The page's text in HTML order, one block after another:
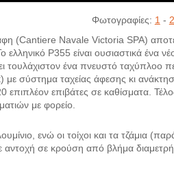
Φωτογραφίες: 1 - 2
(Cantiere Navale Victoria SPA)
ελληνικό P355 είναι ουσιαστικά
τουλάχιστον ένα πνευστό ταχύπλοο
σύστημα ταχείας άφεσης κι
επιπλέον επιβάτες σε καθίσματα.
με φορείο.
ενώ οι τοίχοι και τα τζάμια
αντοχή σε κρούση από βλήμα